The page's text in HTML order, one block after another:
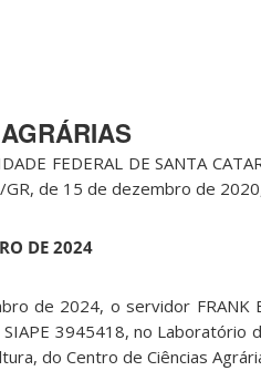
FEDERAL DE SANTA
de 15 de dezembro de 2020,
DE 2024
de 2024, o servidor FRANK
SIAPE 3945418, no Laboratório
do Centro de Ciências